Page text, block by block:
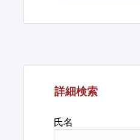
詳細検索
氏名